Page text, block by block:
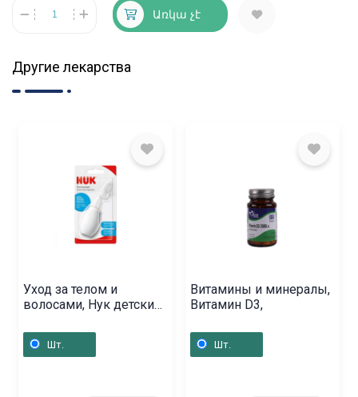
Առկա չէ
Другие лекарства
Уход за телом и
волосами, Нук детский
Шт.
Витамины и минералы,
Витамин D3,
Шт.